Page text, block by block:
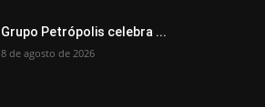
Grupo Petrópolis celebra ...
8 de agosto de 2026